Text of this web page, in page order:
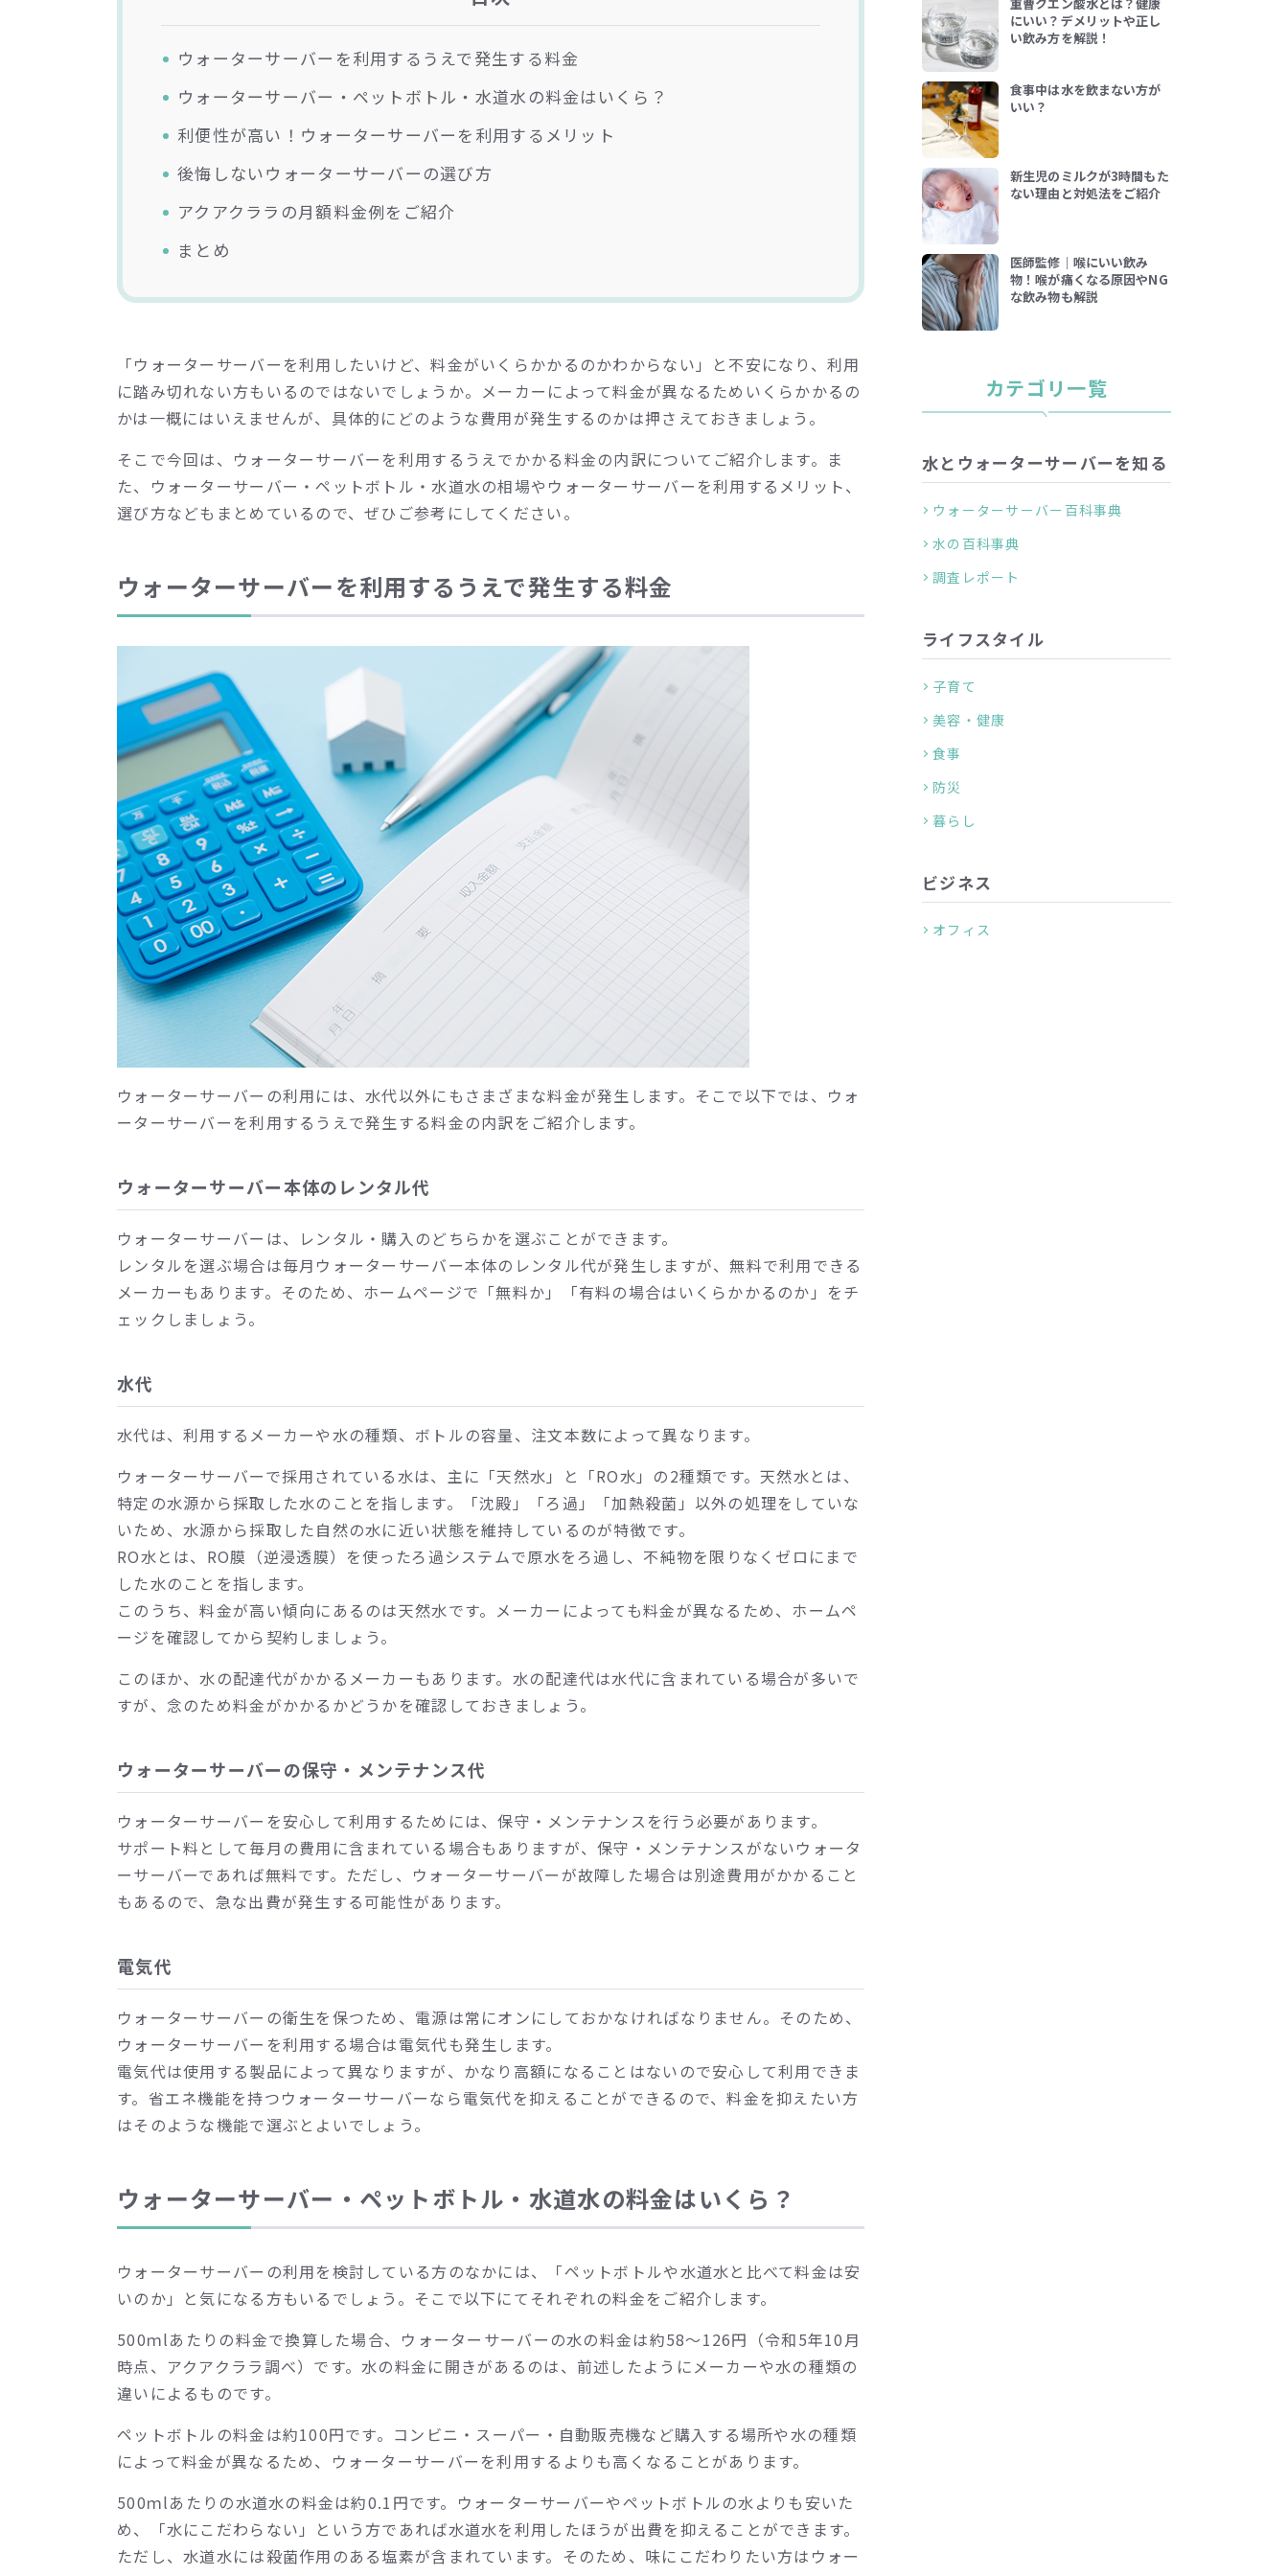
ウォーターサーバーを利用するうえで発生する料金
ウォーターサーバー・ペットボトル・水道水の料金はいくら？
利便性が高い！ウォーターサーバーを利用するメリット
後悔しないウォーターサーバーの選び方
アクアクララの月額料金例をご紹介
まとめ
「ウォーターサーバーを利用したいけど、料金がいくらかかるのかわからない」と不安になり、利用
に踏み切れない方もいるのではないでしょうか。メーカーによって料金が異なるためいくらかかるの
かは一概にはいえませんが、具体的にどのような費用が発生するのかは押さえておきましょう。
そこで今回は、ウォーターサーバーを利用するうえでかかる料金の内訳についてご紹介します。ま
た、ウォーターサーバー・ペットボトル・水道水の相場やウォーターサーバーを利用するメリット、
選び方などもまとめているので、ぜひご参考にしてください。
ウォーターサーバーを利用するうえで発生する料金
ウォーターサーバーの利用には、水代以外にもさまざまな料金が発生します。そこで以下では、ウォ
ーターサーバーを利用するうえで発生する料金の内訳をご紹介します。
ウォーターサーバー本体のレンタル代
ウォーターサーバーは、レンタル・購入のどちらかを選ぶことができます。
レンタルを選ぶ場合は毎月ウォーターサーバー本体のレンタル代が発生しますが、無料で利用できる
メーカーもあります。そのため、ホームページで「無料か」「有料の場合はいくらかかるのか」をチ
ェックしましょう。
水代
水代は、利用するメーカーや水の種類、ボトルの容量、注文本数によって異なります。
ウォーターサーバーで採用されている水は、主に「天然水」と「RO水」の2種類です。天然水とは、
特定の水源から採取した水のことを指します。「沈殿」「ろ過」「加熱殺菌」以外の処理をしていな
いため、水源から採取した自然の水に近い状態を維持しているのが特徴です。
RO水とは、RO膜（逆浸透膜）を使ったろ過システムで原水をろ過し、不純物を限りなくゼロにまで
した水のことを指します。
このうち、料金が高い傾向にあるのは天然水です。メーカーによっても料金が異なるため、ホームペ
ージを確認してから契約しましょう。
このほか、水の配達代がかかるメーカーもあります。水の配達代は水代に含まれている場合が多いで
すが、念のため料金がかかるかどうかを確認しておきましょう。
ウォーターサーバーの保守・メンテナンス代
ウォーターサーバーを安心して利用するためには、保守・メンテナンスを行う必要があります。
サポート料として毎月の費用に含まれている場合もありますが、保守・メンテナンスがないウォータ
ーサーバーであれば無料です。ただし、ウォーターサーバーが故障した場合は別途費用がかかること
もあるので、急な出費が発生する可能性があります。
電気代
ウォーターサーバーの衛生を保つため、電源は常にオンにしておかなければなりません。そのため、
ウォーターサーバーを利用する場合は電気代も発生します。
電気代は使用する製品によって異なりますが、かなり高額になることはないので安心して利用できま
す。省エネ機能を持つウォーターサーバーなら電気代を抑えることができるので、料金を抑えたい方
はそのような機能で選ぶとよいでしょう。
ウォーターサーバー・ペットボトル・水道水の料金はいくら？
ウォーターサーバーの利用を検討している方のなかには、「ペットボトルや水道水と比べて料金は安
いのか」と気になる方もいるでしょう。そこで以下にてそれぞれの料金をご紹介します。
500ｍlあたりの料金で換算した場合、ウォーターサーバーの水の料金は約58〜126円（令和5年10月
時点、アクアクララ調べ）です。水の料金に開きがあるのは、前述したようにメーカーや水の種類の
違いによるものです。
ペットボトルの料金は約100円です。コンビニ・スーパー・自動販売機など購入する場所や水の種類
によって料金が異なるため、ウォーターサーバーを利用するよりも高くなることがあります。
500ｍlあたりの水道水の料金は約0.1円です。ウォーターサーバーやペットボトルの水よりも安いた
め、「水にこだわらない」という方であれば水道水を利用したほうが出費を抑えることができます。
ただし、水道水には殺菌作用のある塩素が含まれています。そのため、味にこだわりたい方はウォー
にいい？デメリットや正し
い飲み方を解説！
食事中は水を飲まない方が
いい？
新生児のミルクが3時間もた
ない理由と対処法をご紹介
医師監修｜喉にいい飲み
物！喉が痛くなる原因やNG
な飲み物も解説
カテゴリ一覧
水とウォーターサーバーを知る
ウォーターサーバー百科事典
水の百科事典
調査レポート
ライフスタイル
子育て
美容・健康
食事
防災
暮らし
ビジネス
オフィス